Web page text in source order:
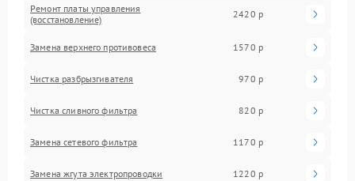
Ремонт платы управления
(восстановление)
2420 р
Замена верхнего противовеса 1570 р
Чистка разбрызгивателя 970 р
Чистка сливного фильтра 820 р
Замена сетевого фильтра 1170 р
Замена жгута электропроводки 1220 р